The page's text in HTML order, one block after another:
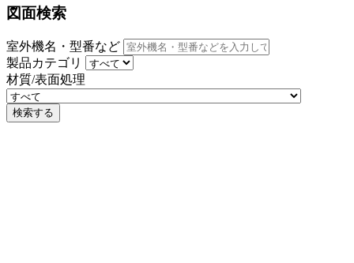
図面検索
室外機名・型番など
製品カテゴリ
材質/表面処理
検索する